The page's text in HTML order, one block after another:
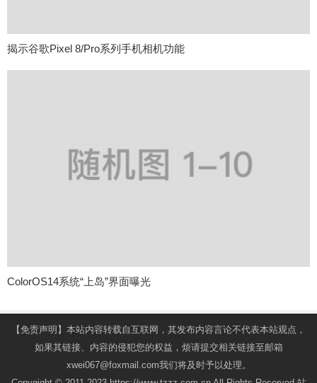
揭示谷歌Pixel 8/Pro系列手机相机功能
ColorOS14系统“上岛”界面曝光
【免责声明】本站内容转载自互联网，其发布内容言论不代表本站观点，
如果其链接、内容的侵犯您的权益，烦请提交相关链接至邮箱
xwei067@foxmail.com我们将及时予以处理。